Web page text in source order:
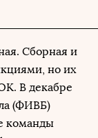
Сборная и
но их
В декабре
(ФИВБ)
команды